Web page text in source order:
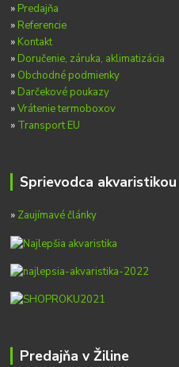
» Predajňa
» Referencie
» Kontakt
» Doručenie, záruka, aklimatizácia
» Obchodné podmienky
» Darčekové poukazy
»Vrátenie termoboxov
» Transport EU
Sprievodca akvaristikou
» Zaujímavé články
Predajňa v Žiline